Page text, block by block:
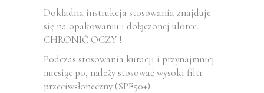
Dokładna instrukcja stosowania znajduje
się na opakowaniu i dołączonej ulotce.
CHRONIĆ OCZY !
Podczas stosowania kuracji i przynajmniej
miesiąc po, należy stosować wysoki filtr
przeciwsłoneczny (SPF50+).